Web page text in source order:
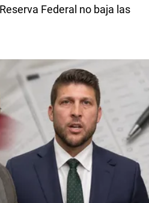
Federal no baja las